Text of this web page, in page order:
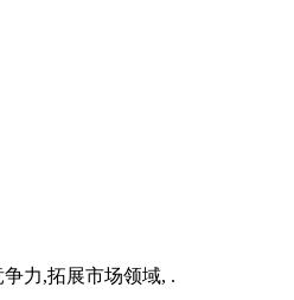
力,拓展市场领域, .